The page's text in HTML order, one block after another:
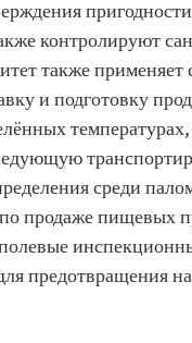
контролируют
также применяет
и подготовку
температурах,
среди
продаже пищевых
предотвращения